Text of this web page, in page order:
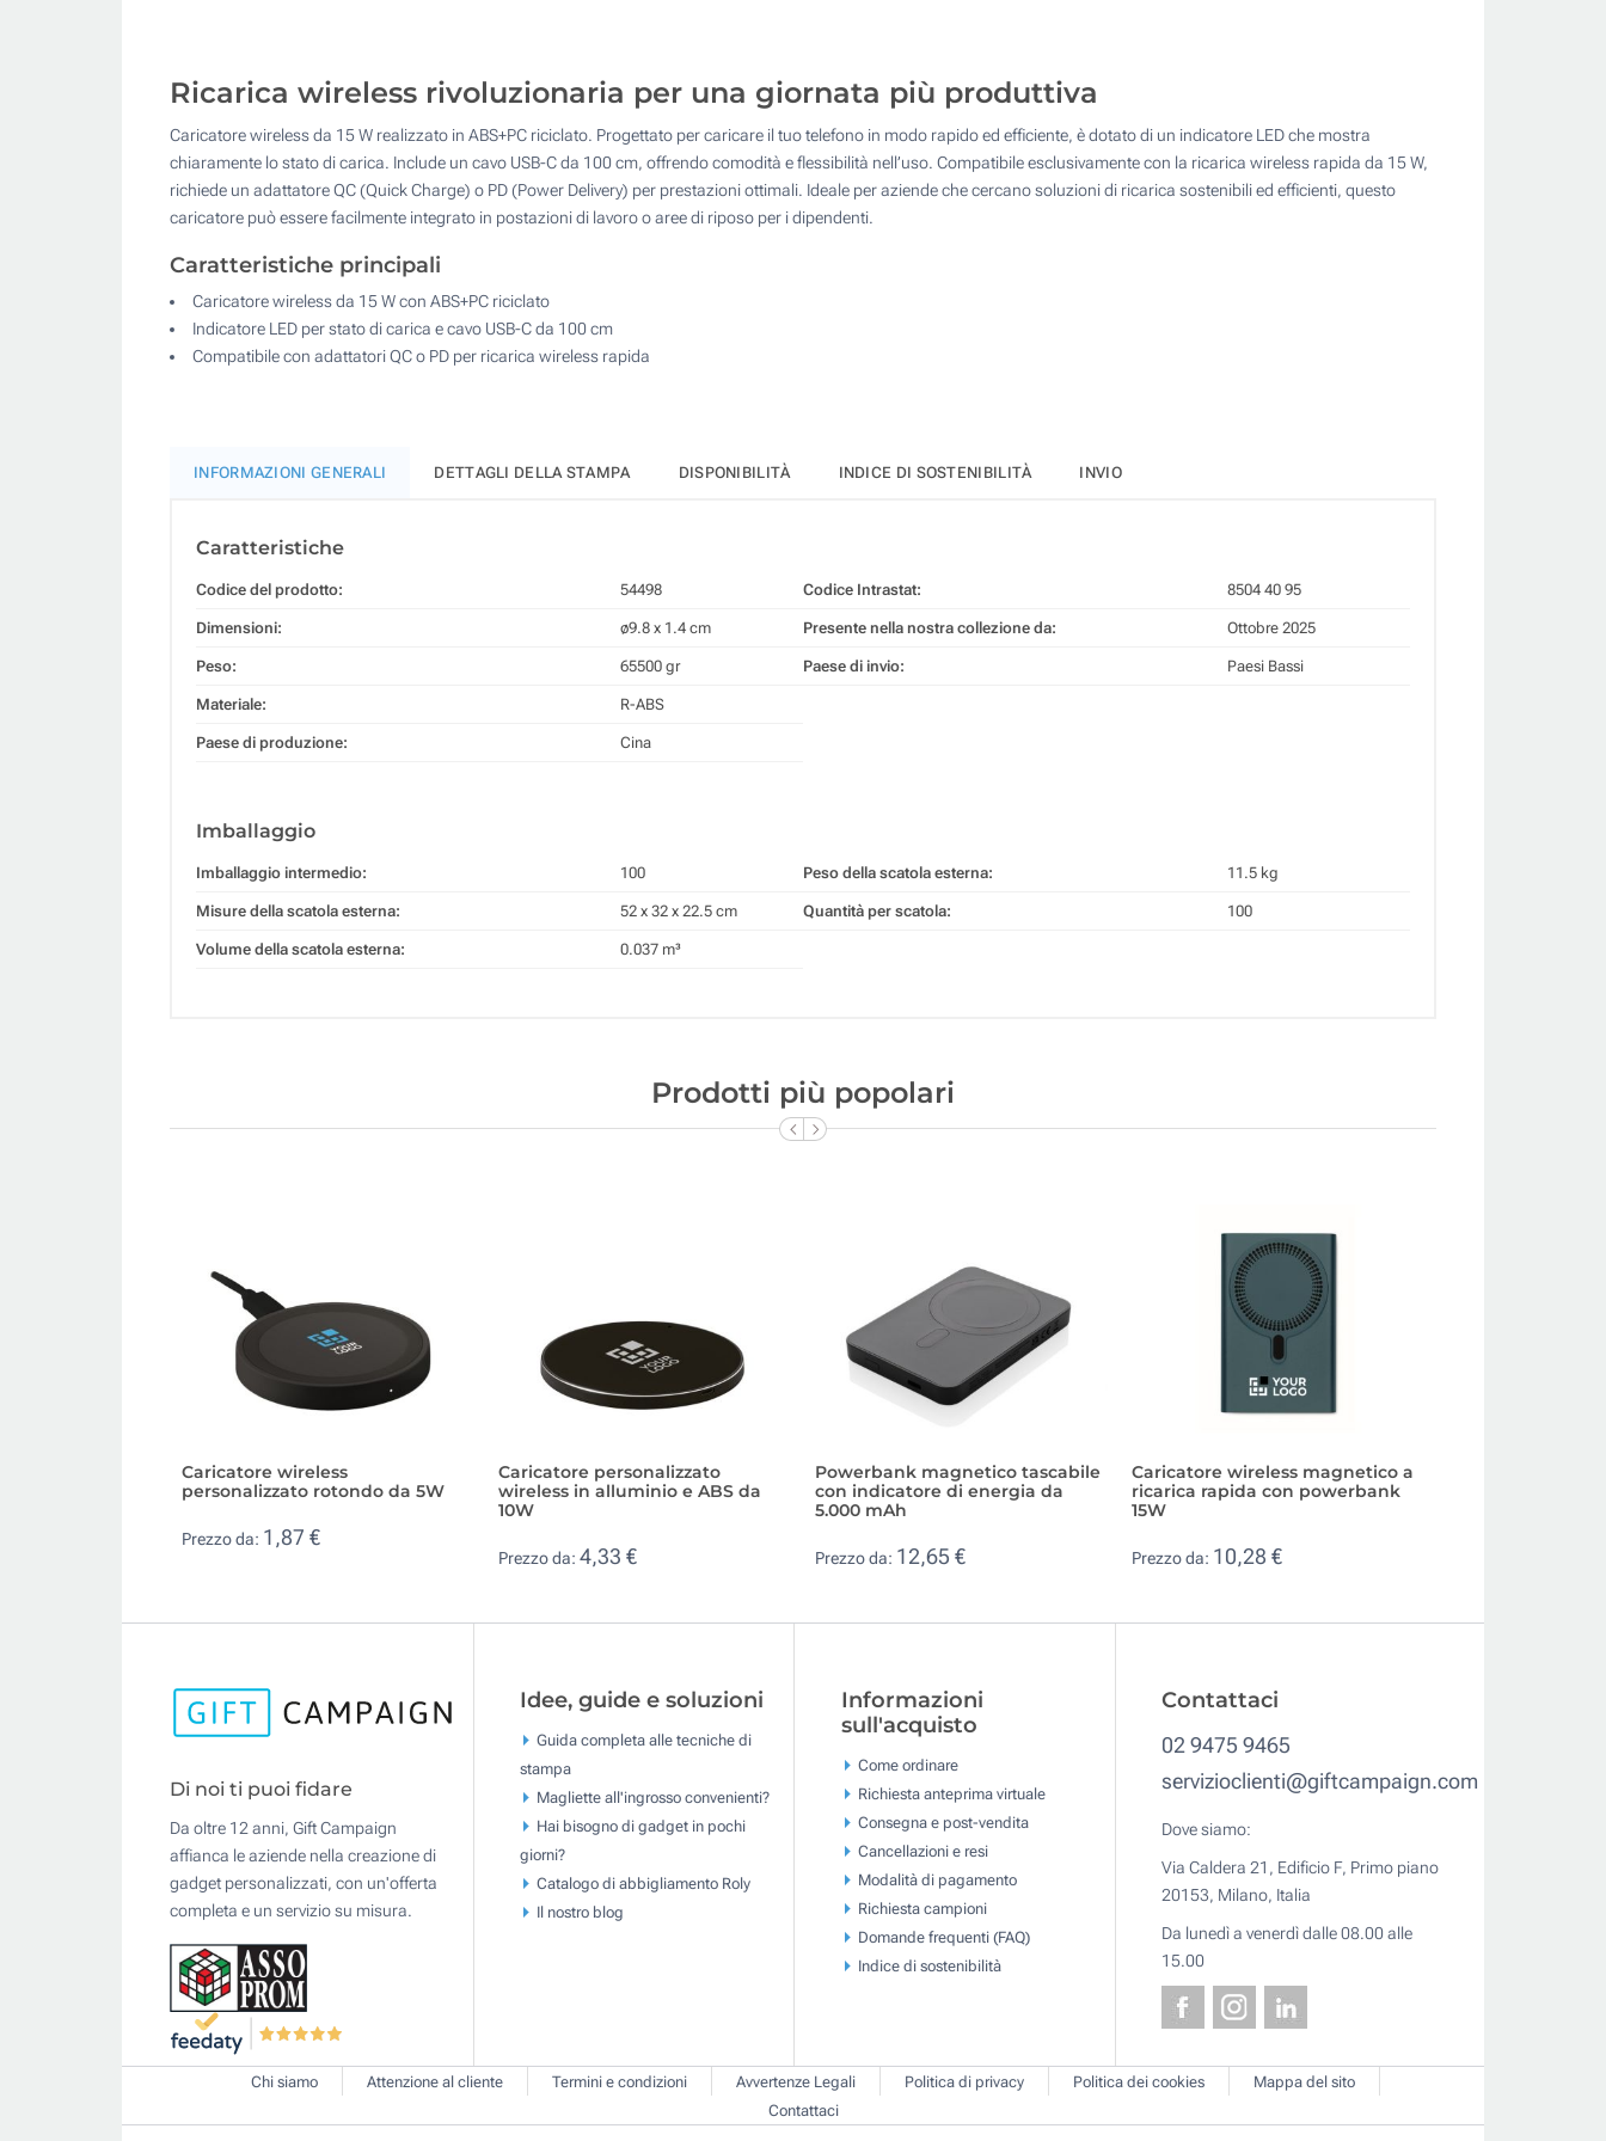
50
100
Quantità desiderata :
Aggiorna
Ricarica wireless rivoluzionaria per una giornata più produttiva
Caricatore wireless da 15 W realizzato in ABS+PC riciclato. Progettato per caricare il tuo telefono in modo rapido ed efficiente, è dotato di un indicatore LED che mostra
chiaramente lo stato di carica. Include un cavo USB-C da 100 cm, offrendo comodità e flessibilità nell’uso. Compatibile esclusivamente con la ricarica wireless rapida da 15 W,
richiede un adattatore QC (Quick Charge) o PD (Power Delivery) per prestazioni ottimali. Ideale per aziende che cercano soluzioni di ricarica sostenibili ed efficienti, questo
caricatore può essere facilmente integrato in postazioni di lavoro o aree di riposo per i dipendenti.
Caratteristiche principali
Caricatore wireless da 15 W con ABS+PC riciclato
Indicatore LED per stato di carica e cavo USB-C da 100 cm
Compatibile con adattatori QC o PD per ricarica wireless rapida
INFORMAZIONI GENERALI DETTAGLI DELLA STAMPA DISPONIBILITÀ INDICE DI SOSTENIBILITÀ INVIO
Caratteristiche
Codice del prodotto: 54498
Dimensioni: ø9.8 x 1.4 cm
Peso: 65500 gr
Materiale: R-ABS
Paese di produzione: Cina
Codice Intrastat: 8504 40 95
Presente nella nostra collezione da: Ottobre 2025
Paese di invio: Paesi Bassi
Imballaggio
Imballaggio intermedio: 100
Misure della scatola esterna: 52 x 32 x 22.5 cm
Volume della scatola esterna: 0.037 m³
Peso della scatola esterna: 11.5 kg
Quantità per scatola: 100
Prodotti più popolari
Caricatore wireless
personalizzato rotondo da 5W
Prezzo da: 1,87 €
Caricatore personalizzato
wireless in alluminio e ABS da
10W
Prezzo da: 4,33 €
Powerbank magnetico tascabile
con indicatore di energia da
5.000 mAh
Prezzo da: 12,65 €
Caricatore wireless magnetico a
ricarica rapida con powerbank
15W
Prezzo da: 10,28 €
Di noi ti puoi fidare
Da oltre 12 anni, Gift Campaign
affianca le aziende nella creazione di
gadget personalizzati, con un'offerta
completa e un servizio su misura.
Idee, guide e soluzioni
Guida completa alle tecniche di
stampa
Magliette all'ingrosso convenienti?
Hai bisogno di gadget in pochi
giorni?
Catalogo di abbigliamento Roly
Il nostro blog
Informazioni
sull'acquisto
Come ordinare
Richiesta anteprima virtuale
Consegna e post-vendita
Cancellazioni e resi
Modalità di pagamento
Richiesta campioni
Domande frequenti (FAQ)
Indice di sostenibilità
Contattaci
02 9475 9465
servizioclienti@giftcampaign.com
Dove siamo:
Via Caldera 21, Edificio F, Primo piano
20153, Milano, Italia
Da lunedì a venerdì dalle 08.00 alle
15.00
Chi siamo Attenzione al cliente Termini e condizioni Avvertenze Legali Politica di privacy Politica dei cookies
Mappa del sito
Contattaci